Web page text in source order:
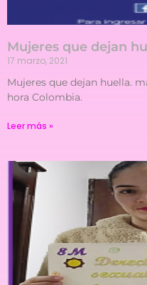
Mujeres que dejan
17 marzo, 2021
Mujeres que dejan huella.
hora Colombia.
Leer más »